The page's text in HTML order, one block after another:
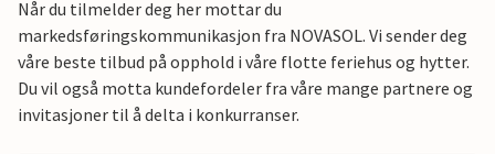
Når du tilmelder deg her mottar du
markedsføringskommunikasjon fra NOVASOL. Vi sender deg
våre beste tilbud på opphold i våre flotte feriehus og hytter.
Du vil også motta kundefordeler fra våre mange partnere og
invitasjoner til å delta i konkurranser.